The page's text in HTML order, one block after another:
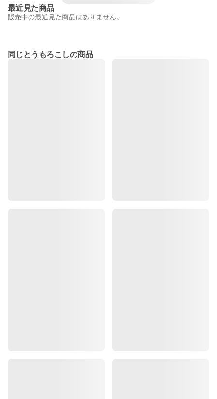
最近見た商品
販売中の最近見た商品はありません。
同じとうもろこしの商品